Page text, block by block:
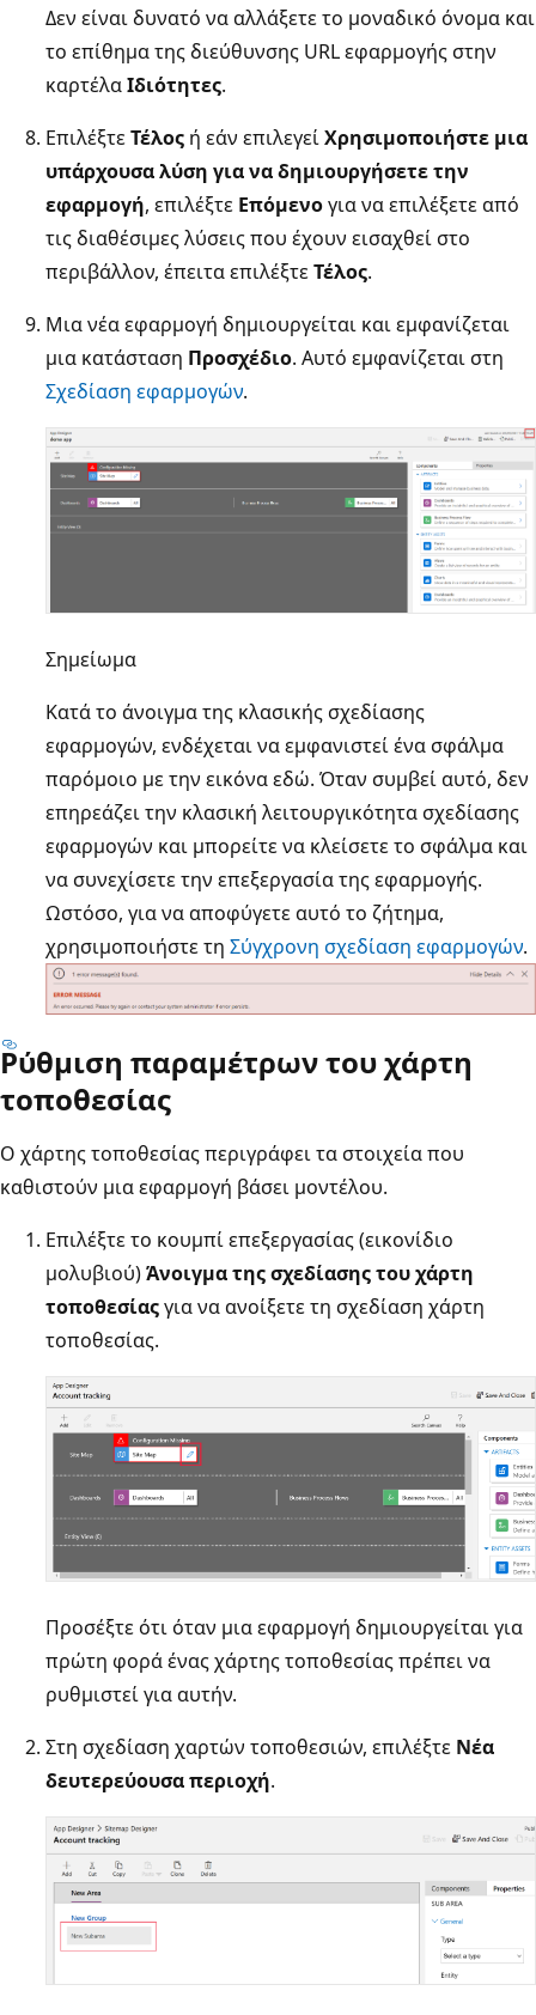
Δεν είναι δυνατό να αλλάξετε το μοναδικό όνομα και
το επίθημα της διεύθυνσης URL εφαρμογής στην
καρτέλαΙδιότητες.
ΕπιλέξτεΤέλος ή εάν επιλεγείΧρησιμοποιήστε μια
υπάρχουσα λύση για να δημιουργήσετε την
εφαρμογή, επιλέξτε Επόμενογια να επιλέξετε από
τις διαθέσιμες λύσεις που έχουν εισαχθεί στο
περιβάλλον, έπειτα επιλέξτεΤέλος.
Μια νέα εφαρμογή δημιουργείται και εμφανίζεται
μια κατάσταση Προσχέδιο. Αυτό εμφανίζεται στη
Σχεδίαση εφαρμογών.
Σημείωμα
Κατά το άνοιγμα της κλασικής σχεδίασης
εφαρμογών, ενδέχεται να εμφανιστεί ένα σφάλμα
παρόμοιο με την εικόνα εδώ. Όταν συμβεί αυτό, δεν
επηρεάζει την κλασική λειτουργικότητα σχεδίασης
εφαρμογών και μπορείτε να κλείσετε το σφάλμα και
να συνεχίσετε την επεξεργασία της εφαρμογής.
Ωστόσο, για να αποφύγετε αυτό το ζήτημα,
χρησιμοποιήστε τη Σύγχρονη σχεδίαση εφαρμογών.
Ρύθμιση παραμέτρων του χάρτη
τοποθεσίας
Ο χάρτης τοποθεσίας περιγράφει τα στοιχεία που
καθιστούν μια εφαρμογή βάσει μοντέλου.
Επιλέξτε το κουμπί επεξεργασίας (εικονίδιο
μολυβιού)Άνοιγμα της σχεδίασης του χάρτη
τοποθεσίαςγια να ανοίξετε τη σχεδίαση χάρτη
τοποθεσίας.
Προσέξτε ότι όταν μια εφαρμογή δημιουργείται για
πρώτη φορά ένας χάρτης τοποθεσίας πρέπει να
ρυθμιστεί για αυτήν.
Στη σχεδίαση χαρτών τοποθεσιών, επιλέξτε Νέα
δευτερεύουσα περιοχή.